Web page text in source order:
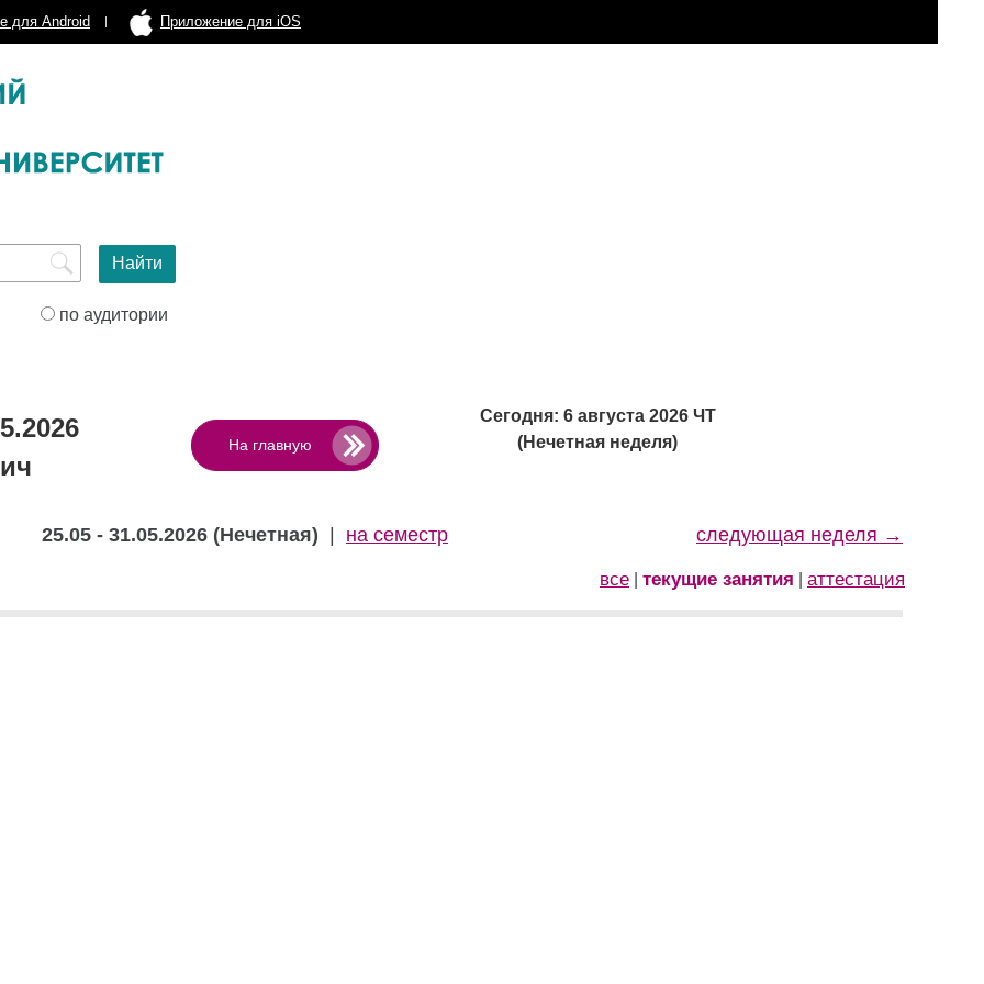
для Android Приложение для iOS
по аудитории
На главную
Сегодня: 6 августа 2026 ЧТ
(Нечетная неделя)
25.05 - 31.05.2026 (Нечетная) на семестр следующая неделя →
все текущие занятия аттестация